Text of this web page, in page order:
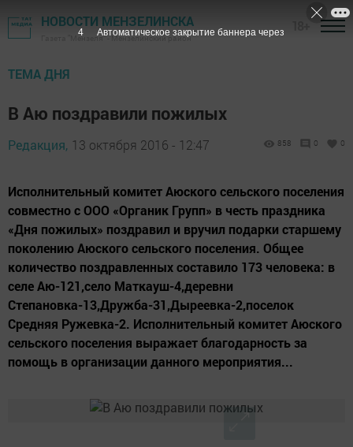
НОВОСТИ МЕНЗЕЛИНСКА
Газета "Мензеля" - Мензелинский район
ТЕМА ДНЯ
В Аю поздравили пожилых
Редакция, 13 октября 2016 - 12:47 858 0 0
Исполнительный комитет Аюского сельского поселения
совместно с ООО «Органик Групп» в честь праздника
«Дня пожилых» поздравил и вручил подарки старшему
поколению Аюского сельского поселения. Общее
количество поздравленных составило 173 человека: в
селе Аю-121,село Маткауш-4,деревни
Степановка-13,Дружба-31,Дыреевка-2,поселок
Средняя Ружевка-2. Исполнительный комитет Аюского
сельского поселения выражает благодарность за
помощь в организации данного мероприятия...
3 Автоматическое закрытие баннера через